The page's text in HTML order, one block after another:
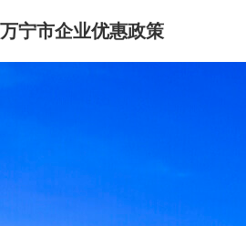
万宁市企业优惠政策